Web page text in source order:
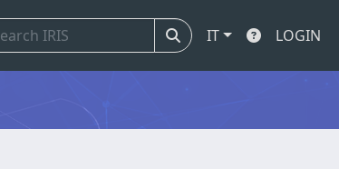
IT LOGIN